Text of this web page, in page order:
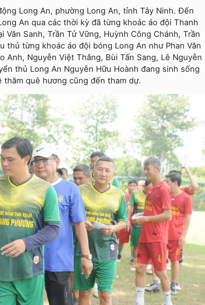
Long An, phường Long An, tỉnh Tây Ninh. Đến
An qua các thời kỳ đã từng khoác áo đội Thanh
Văn Sanh, Trần Tử Vững, Huỳnh Công Chánh, Trần
thủ từng khoác áo đội bóng Long An như Phan Văn
Anh, Nguyễn Việt Thắng, Bùi Tấn Sang, Lê Nguyễn
thủ Long An Nguyễn Hữu Hoành đang sinh sống
quê hương cũng đến tham dự.